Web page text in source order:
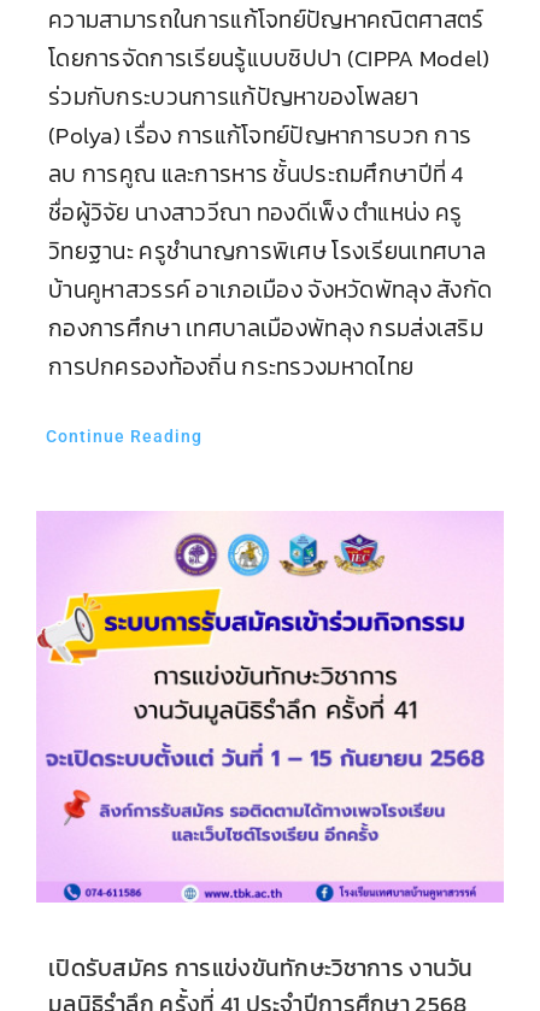
ความสามารถในการแก้โจทย์ปัญหาคณิตศาสตร์
โดยการจัดการเรียนรู้แบบซิปปา (CIPPA Model)
ร่วมกับกระบวนการแก้ปัญหาของโพลยา
(Polya) เรื่อง การแก้โจทย์ปัญหาการบวก การ
ลบ การคูณ และการหาร ชั้นประถมศึกษาปีที่ 4
ชื่อผู้วิจัย นางสาววีณา ทองดีเพ็ง ตำแหน่ง ครู
วิทยฐานะ ครูชำนาญการพิเศษ โรงเรียนเทศบาล
บ้านคูหาสวรรค์ อาเภอเมือง จังหวัดพัทลุง สังกัด
กองการศึกษา เทศบาลเมืองพัทลุง กรมส่งเสริม
การปกครองท้องถิ่น กระทรวงมหาดไทย
Continue Reading
เปิดรับสมัคร การแข่งขันทักษะวิชาการ งานวัน
มูลนิธิรำลึก ครั้งที่ 41 ประจำปีการศึกษา 2568